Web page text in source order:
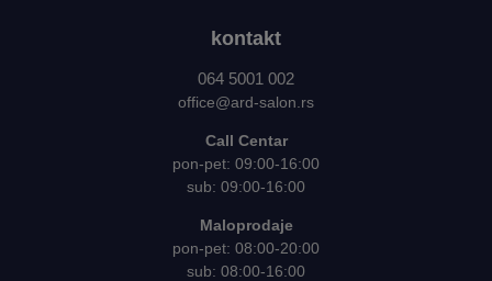
kontakt
064 5001 002
office@ard-salon.rs
Call Centar
pon-pet: 09:00-16:00
sub: 09:00-16:00
Maloprodaje
pon-pet: 08:00-20:00
sub: 08:00-16:00